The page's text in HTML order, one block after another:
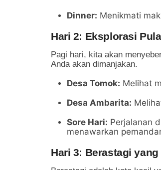
Dinner: Menikmati
Hari 2: Eksplorasi
Pagi hari, kita akan
Anda akan dimanjakan.
Desa Tomok: Melihat
Desa Ambarita:
Sore Hari: Perjalanan
menawarkan
Hari 3: Berastagi